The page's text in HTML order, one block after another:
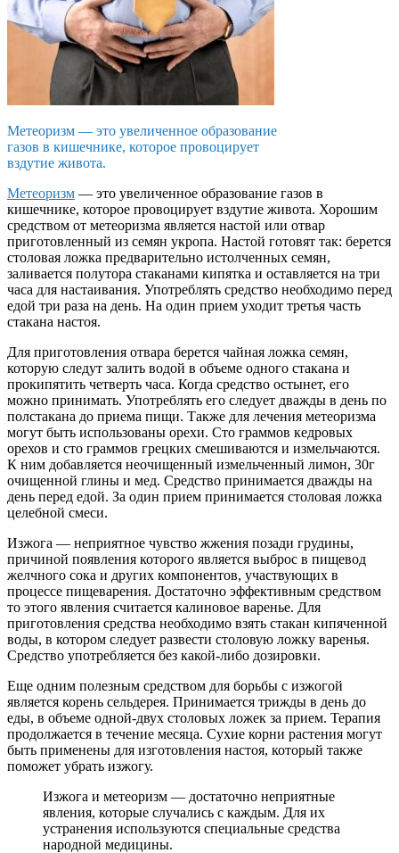
Метеоризм — это увеличенное образование
газов в кишечнике, которое провоцирует
вздутие живота.
Метеоризм — это увеличенное образование газов в
кишечнике, которое провоцирует вздутие живота. Хорошим
средством от метеоризма является настой или отвар
приготовленный из семян укропа. Настой готовят так: берется
столовая ложка предварительно истолченных семян,
заливается полутора стаканами кипятка и оставляется на три
часа для настаивания. Употреблять средство необходимо перед
едой три раза на день. На один прием уходит третья часть
стакана настоя.
Для приготовления отвара берется чайная ложка семян,
которую следут залить водой в объеме одного стакана и
прокипятить четверть часа. Когда средство остынет, его
можно принимать. Употреблять его следует дважды в день по
полстакана до приема пищи. Также для лечения метеоризма
могут быть использованы орехи. Сто граммов кедровых
орехов и сто граммов грецких смешиваются и измельчаются.
К ним добавляется неочищенный измельченный лимон, 30г
очищенной глины и мед. Средство принимается дважды на
день перед едой. За один прием принимается столовая ложка
целебной смеси.
Изжога — неприятное чувство жжения позади грудины,
причиной появления которого является выброс в пищевод
желчного сока и других компонентов, участвующих в
процессе пищеварения. Достаточно эффективным средством
то этого явления считается калиновое варенье. Для
приготовления средства необходимо взять стакан кипяченной
воды, в котором следует развести столовую ложку варенья.
Средство употребляется без какой-либо дозировки.
Еще одним полезным средством для борьбы с изжогой
является корень сельдерея. Принимается трижды в день до
еды, в объеме одной-двух столовых ложек за прием. Терапия
продолжается в течение месяца. Сухие корни растения могут
быть применены для изготовления настоя, который также
поможет убрать изжогу.
Изжога и метеоризм — достаточно неприятные
явления, которые случались с каждым. Для их
устранения используются специальные средства
народной медицины.